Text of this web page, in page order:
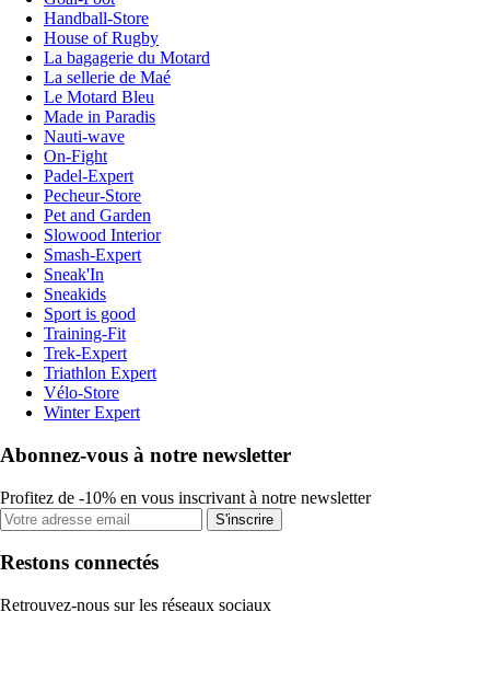
Handball-Store
House of Rugby
La bagagerie du Motard
La sellerie de Maé
Le Motard Bleu
Made in Paradis
Nauti-wave
On-Fight
Padel-Expert
Pecheur-Store
Pet and Garden
Slowood Interior
Smash-Expert
Sneak'In
Sneakids
Sport is good
Training-Fit
Trek-Expert
Triathlon Expert
Vélo-Store
Winter Expert
Abonnez-vous à notre newsletter
Profitez de -10% en vous inscrivant à notre newsletter
S'inscrire
Restons connectés
Retrouvez-nous sur les réseaux sociaux